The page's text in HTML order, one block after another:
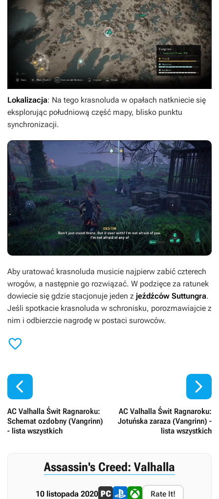
Lokalizacja: Na tego krasnoluda w opałach natkniecie się
eksplorując południową część mapy, blisko punktu
synchronizacji.
Aby uratować krasnoluda musicie najpierw zabić czterech
wrogów, a następnie go rozwiązać. W podzięce za ratunek
dowiecie się gdzie stacjonuje jeden z jeźdźców Suttungra.
Jeśli spotkacie krasnoluda w schronisku, porozmawiajcie z
nim i odbierzcie nagrodę w postaci surowców.


AC Valhalla Świt Ragnaroku:
Schemat ozdobny (Vangrinn)
- lista wszystkich
AC Valhalla Świt Ragnaroku:
Jotuńska zaraza (Vangrinn) -
lista wszystkich

Assassin's Creed: Valhalla
10 listopada 2020 Rate It!